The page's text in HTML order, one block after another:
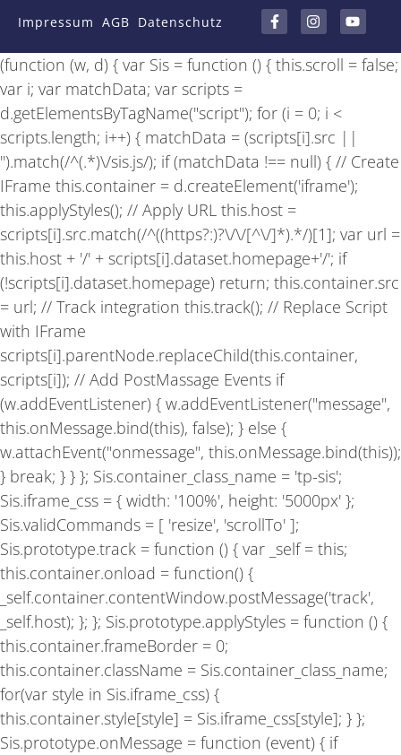
Impressum AGB Datenschutz
a
c
e
b
o
-
f
n
s
t
a
g
m
o
u
t
u
b
(function (w, d) { var Sis = function () { this.scroll = false;
var i; var matchData; var scripts =
d.getElementsByTagName("script"); for (i = 0; i <
scripts.length; i++) { matchData = (scripts[i].src ||
'').match(/^(.*)\/sis.js/); if (matchData !== null) { // Create
IFrame this.container = d.createElement('iframe');
this.applyStyles(); // Apply URL this.host =
scripts[i].src.match(/^((https?:)?\/\/[^\/]*).*/)[1]; var url =
this.host + '/' + scripts[i].dataset.homepage+'/'; if
(!scripts[i].dataset.homepage) return; this.container.src
= url; // Track integration this.track(); // Replace Script
with IFrame
scripts[i].parentNode.replaceChild(this.container,
scripts[i]); // Add PostMassage Events if
(w.addEventListener) { w.addEventListener("message",
this.onMessage.bind(this), false); } else {
w.attachEvent("onmessage", this.onMessage.bind(this));
} break; } } }; Sis.container_class_name = 'tp-sis';
Sis.iframe_css = { width: '100%', height: '5000px' };
Sis.validCommands = [ 'resize', 'scrollTo' ];
Sis.prototype.track = function () { var _self = this;
this.container.onload = function() {
_self.container.contentWindow.postMessage('track',
_self.host); }; }; Sis.prototype.applyStyles = function () {
this.container.frameBorder = 0;
this.container.className = Sis.container_class_name;
for(var style in Sis.iframe_css) {
this.container.style[style] = Sis.iframe_css[style]; } };
Sis.prototype.onMessage = function (event) { if